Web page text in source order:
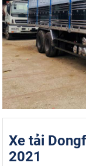
Xe tải
2021